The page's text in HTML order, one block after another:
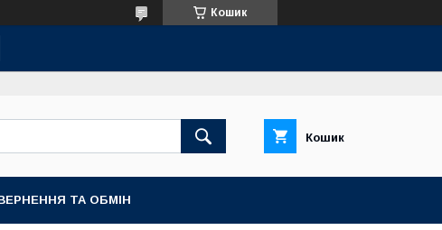
Кошик
Кошик
ТА ОБМІН